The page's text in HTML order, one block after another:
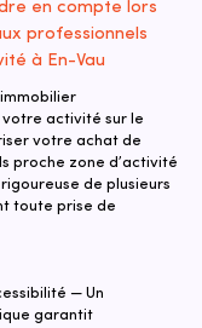
en compte lors
professionnels
à En-Vau
activité sur le
votre achat de
proche zone d’activité
de plusieurs
toute prise de
— Un
garantit